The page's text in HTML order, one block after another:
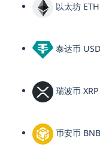
以太坊 ETH
泰达币
瑞波币 XRP
币安币 BNB